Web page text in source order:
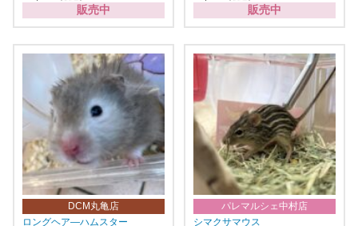
販売中 販売中
DCM丸亀店
ロングヘア―ハムスター
パレマルシェ中村店
シマクサマウス